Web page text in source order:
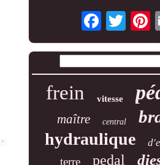
frein vitesse
maître central
hydraulique
terre pedal